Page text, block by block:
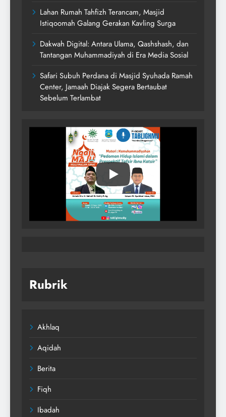
Lahan Rumah Tahfizh Terancam, Masjid
Istiqoomah Galang Gerakan Kavling Surga
Dakwah Digital: Antara Ulama, Qashshash, dan
Tantangan Muhammadiyah di Era Media Sosial
Safari Subuh Perdana di Masjid Syuhada Ramah
Center, Jamaah Diajak Segera Bertaubat
Sebelum Terlambat
Rubrik
Akhlaq
Aqidah
Berita
Fiqh
Ibadah